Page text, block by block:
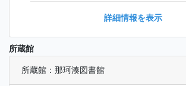
詳細情報を表示
所蔵館
所蔵館：那珂湊図書館